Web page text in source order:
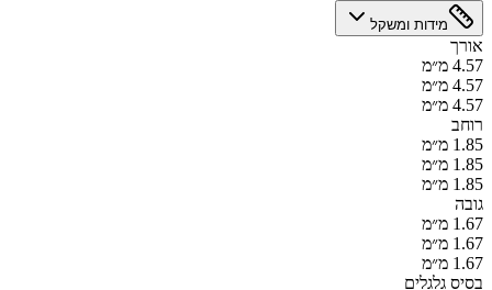
מידות ומשקל
אורך
4.57 מ״מ
4.57 מ״מ
4.57 מ״מ
רוחב
1.85 מ״מ
1.85 מ״מ
1.85 מ״מ
גובה
1.67 מ״מ
1.67 מ״מ
1.67 מ״מ
בסיס גלגלים